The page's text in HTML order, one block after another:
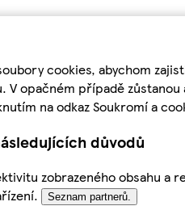
cookies, abychom
V opačném případě
na odkaz Soukromí a
důvodů
zobrazeného obsahu
Seznam partnerů.